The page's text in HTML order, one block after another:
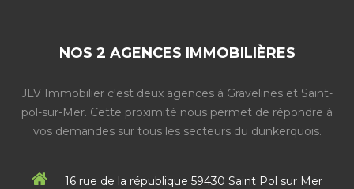
NOS 2 AGENCES IMMOBILIÈRES
JLV Immobilier c'est deux agences à Gravelines et Saint-
pol-sur-Mer. Cette proximité nous permet de répondre à
vos demandes sur tous les secteurs du dunkerquois.
16 rue de la république 59430 Saint Pol sur Mer